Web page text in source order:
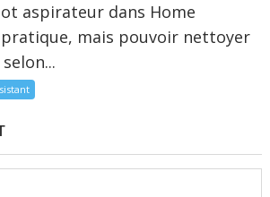
aspirateur dans Home
pratique, mais pouvoir nettoyer